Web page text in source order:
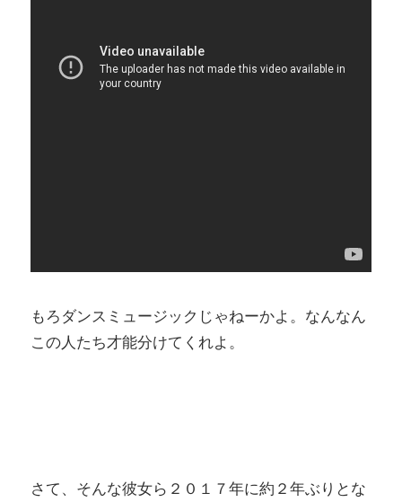
もろダンスミュージックじゃねーかよ。なんなん
この人たち才能分けてくれよ。
さて、そんな彼女ら２０１７年に約２年ぶりとな